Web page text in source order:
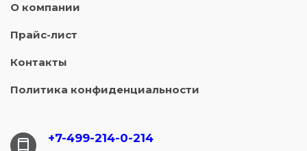
О компании
Прайс-лист
Контакты
Политика конфиденциальности
+7-499-214-0-214